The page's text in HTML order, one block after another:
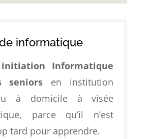
informatique
Informatique
seniors en institution
à domicile à visée
parce qu’il n’est
tard pour apprendre.